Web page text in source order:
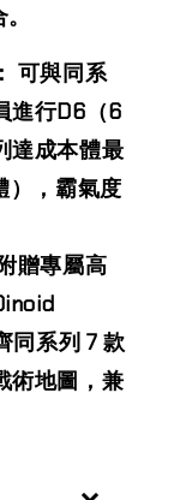
可與同系
進行D6（6
達成本體最
），霸氣度
贈專屬高
同系列 7 款
術地圖，兼